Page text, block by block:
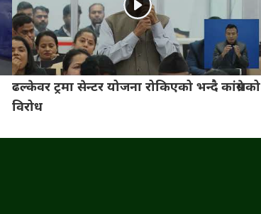
ढल्केवर ट्रमा सेन्टर योजना रोकिएको भन्दै कांग्रेसको
विरोध